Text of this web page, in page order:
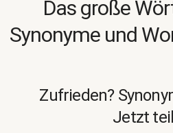
Das große
Synonyme und
Zufrieden?
Jetzt